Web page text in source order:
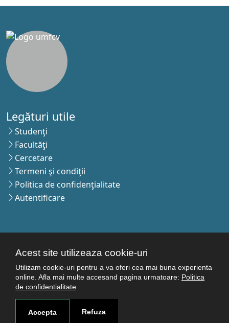
Acest site utilizeaza cookie-uri
Utilizam cookie-uri pentru a va oferi cea mai buna experienta
online. Afla mai multe accesand pagina urmatoare: Politica
de confidentialitate
Accepta Refuza
Legături utile
Studenţi
Facultăţi
Cercetare
Termeni şi condiţii
Politica de confidenţialitate
Autentificare
Contact
Pagina de contact
Cum ajungi aici
Covid-19
Str. Petru Rareş nr.2, Craiova, 200349
Abonează-te la newsletter!